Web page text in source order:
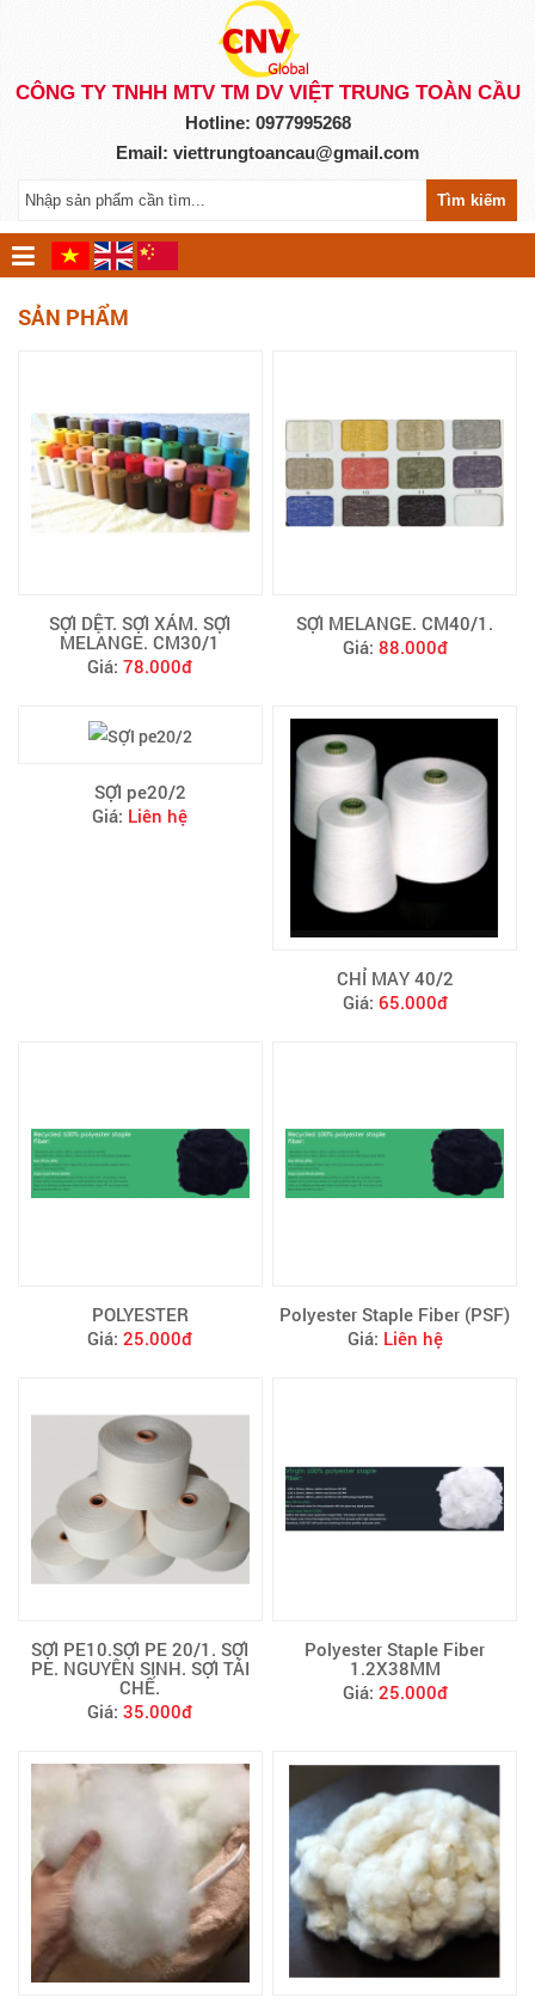
CÔNG TY TNHH MTV TM DV VIỆT TRUNG TOÀN CẦU
Hotline: 0977995268
Email: viettrungtoancau@gmail.com
Tìm kiếm
SẢN PHẨM
SỢI DỆT. SỢI XÁM. SỢI
MELANGE. CM30/1
Giá:78.000đ
SỢI MELANGE. CM40/1.
Giá: 88.000đ
SỢI pe20/2
Giá: Liên hệ
CHỈ MAY 40/2
Giá: 65.000đ
POLYESTER
Giá:25.000đ
Polyester Staple Fiber (PSF)
Giá: Liên hệ
SỢI PE10.SỢI PE 20/1. SỢI
PE. NGUYÊN SINH. SỢI TÁI
CHẾ.
Giá:35.000đ
Polyester Staple Fiber
1.2X38MM
Giá: 25.000đ